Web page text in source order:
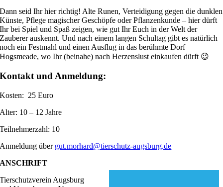
Dann seid Ihr hier richtig! Alte Runen, Verteidigung gegen die dunklen
Künste, Pflege magischer Geschöpfe oder Pflanzenkunde – hier dürft
Ihr bei Spiel und Spaß zeigen, wie gut Ihr Euch in der Welt der
Zauberer auskennt. Und nach einem langen Schultag gibt es natürlich
noch ein Festmahl und einen Ausflug in das berühmte Dorf
Hogsmeade, wo Ihr (beinahe) nach Herzenslust einkaufen dürft 😉
Kontakt und Anmeldung:
Kosten: 25 Euro
Alter: 10 – 12 Jahre
Teilnehmerzahl: 10
Anmeldung über gut.morhard@tierschutz-augsburg.de
ANSCHRIFT
Tierschutzverein Augsburg